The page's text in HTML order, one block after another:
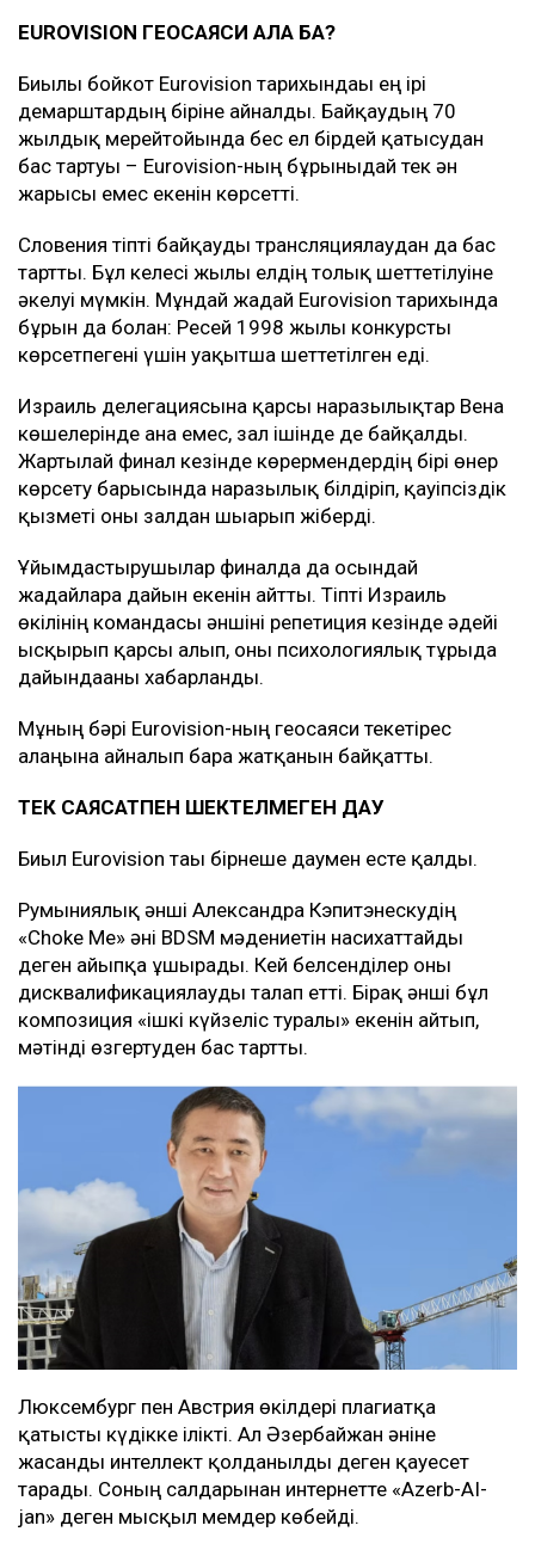
EUROVISION ГЕОСАЯСИ АЛАҢ БА?
Биылғы бойкот Eurovision тарихындағы ең ірі
демарштардың біріне айналды. Байқаудың 70
жылдық мерейтойында бес ел бірдей қатысудан
бас тартуы – Eurovision-ның бұрынғыдай тек ән
жарысы емес екенін көрсетті.
Словения тіпті байқауды трансляциялаудан да бас
тартты. Бұл келесі жылы елдің толық шеттетілуіне
әкелуі мүмкін. Мұндай жағдай Eurovision тарихында
бұрын да болған: Ресей 1998 жылғы конкурсты
көрсетпегені үшін уақытша шеттетілген еді.
Израиль делегациясына қарсы наразылықтар Вена
көшелерінде ғана емес, зал ішінде де байқалды.
Жартылай финал кезінде көрермендердің бірі өнер
көрсету барысында наразылық білдіріп, қауіпсіздік
қызметі оны залдан шығарып жіберді.
Ұйымдастырушылар финалда да осындай
жағдайларға дайын екенін айтты. Тіпті Израиль
өкілінің командасы әншіні репетиция кезінде әдейі
ысқырып қарсы алып, оны психологиялық тұрғыда
дайындағаны хабарланды.
Мұның бәрі Eurovision-ның геосаяси текетірес
алаңына айналып бара жатқанын байқатты.
ТЕК САЯСАТПЕН ШЕКТЕЛМЕГЕН ДАУ
Биыл Eurovision тағы бірнеше даумен есте қалды.
Румыниялық әнші Александра Кэпитэнескудің
«Choke Me» әні BDSM мәдениетін насихаттайды
деген айыпқа ұшырады. Кей белсенділер оны
дисквалификациялауды талап етті. Бірақ әнші бұл
композиция «ішкі күйзеліс туралы» екенін айтып,
мәтінді өзгертуден бас тартты.
Люксембург пен Австрия өкілдері плагиатқа
қатысты күдікке ілікті. Ал Әзербайжан әніне
жасанды интеллект қолданылды деген қауесет
тарады. Соның салдарынан интернетте «Azerb-AI-
jan» деген мысқыл мемдер көбейді.